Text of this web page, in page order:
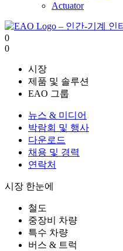
Actuator
0
0
시장
제품 및 솔루션
EAO 그룹
뉴스 & 미디어
박람회 및 행사
다운로드
채용 및 경력
연락처
시장 한눈에
철도
중장비 차량
특수 차량
버스 & 트럭